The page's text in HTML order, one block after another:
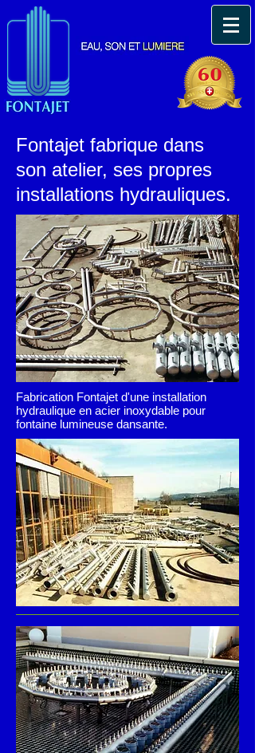
Fontajet fabrique dans
son atelier, ses propres
installations hydrauliques.
Fabrication Fontajet d'une installation
hydraulique en acier inoxydable pour
fontaine lumineuse dansante.